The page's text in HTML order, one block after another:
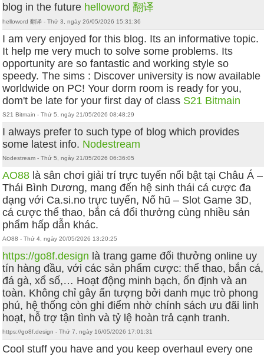
blog in the future helloword 翻译
helloword 翻译 - Thứ 3, ngày 26/05/2026 15:31:36
I am very enjoyed for this blog. Its an informative topic.
It help me very much to solve some problems. Its
opportunity are so fantastic and working style so
speedy. The sims : Discover university is now available
worldwide on PC! Your dorm room is ready for you,
dom't be late for your first day of class S21 Bitmain
S21 Bitmain - Thứ 5, ngày 21/05/2026 08:48:29
I always prefer to such type of blog which provides
some latest info. Nodestream
Nodestream - Thứ 5, ngày 21/05/2026 06:36:05
AO88 là sân chơi giải trí trực tuyến nổi bật tại Châu Á –
Thái Bình Dương, mang đến hệ sinh thái cá cược đa
dạng với Ca.si.no trực tuyến, Nổ hũ – Slot Game 3D,
cá cược thể thao, bắn cá đổi thưởng cùng nhiều sản
phẩm hấp dẫn khác.
AO88 - Thứ 4, ngày 20/05/2026 13:20:25
https://go8f.design là trang game đổi thưởng online uy
tín hàng đầu, với các sản phẩm cược: thể thao, bắn cá,
đá gà, xổ số,… Hoạt động minh bạch, ổn định và an
toàn. Không chỉ gây ấn tượng bởi danh mục trò phong
phú, hệ thống còn ghi điểm nhờ chính sách ưu đãi linh
hoạt, hỗ trợ tận tình và tỷ lệ hoàn trả cạnh tranh.
https://go8f.design - Thứ 7, ngày 16/05/2026 17:01:31
Cool stuff you have and you keep overhaul every one